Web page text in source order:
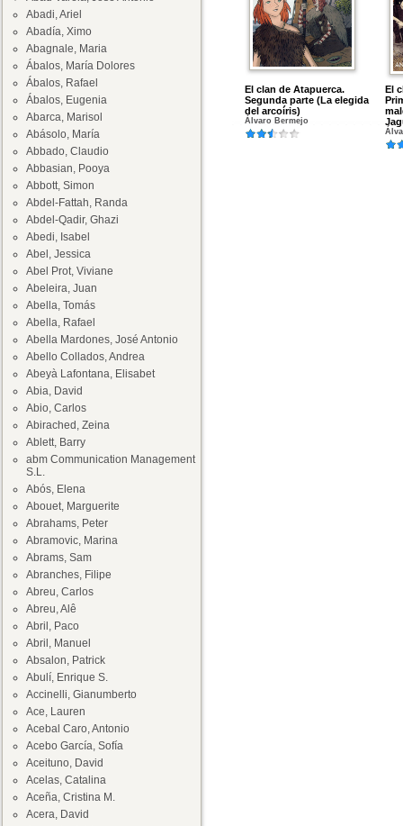
Abadi, Ariel
Abadía, Ximo
Abagnale, Maria
Ábalos, María Dolores
Ábalos, Rafael
Ábalos, Eugenia
Abarca, Marisol
Abásolo, María
Abbado, Claudio
Abbasian, Pooya
Abbott, Simon
Abdel-Fattah, Randa
Abdel-Qadir, Ghazi
Abedi, Isabel
Abel, Jessica
Abel Prot, Viviane
Abeleira, Juan
Abella, Tomás
Abella, Rafael
Abella Mardones, José Antonio
Abello Collados, Andrea
Abeyà Lafontana, Elisabet
Abia, David
Abio, Carlos
Abirached, Zeina
Ablett, Barry
abm Communication Management
S.L.
Abós, Elena
Abouet, Marguerite
Abrahams, Peter
Abramovic, Marina
Abrams, Sam
Abranches, Filipe
Abreu, Carlos
Abreu, Alê
Abril, Paco
Abril, Manuel
Absalon, Patrick
Abulí, Enrique S.
Accinelli, Gianumberto
Ace, Lauren
Acebal Caro, Antonio
Acebo García, Sofía
Aceituno, David
Acelas, Catalina
Aceña, Cristina M.
Acera, David
El clan de Atapuerca.
Segunda parte (La elegida
del arcoíris)
Álvaro Bermejo
El